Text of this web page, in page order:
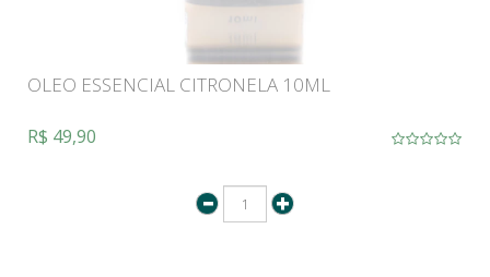
OLEO ESSENCIAL CITRONELA 10ML
R$ 49,90